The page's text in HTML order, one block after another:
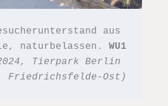
aus
naturbelassen. WU1
Tierpark Berlin
Friedrichsfelde-Ost)